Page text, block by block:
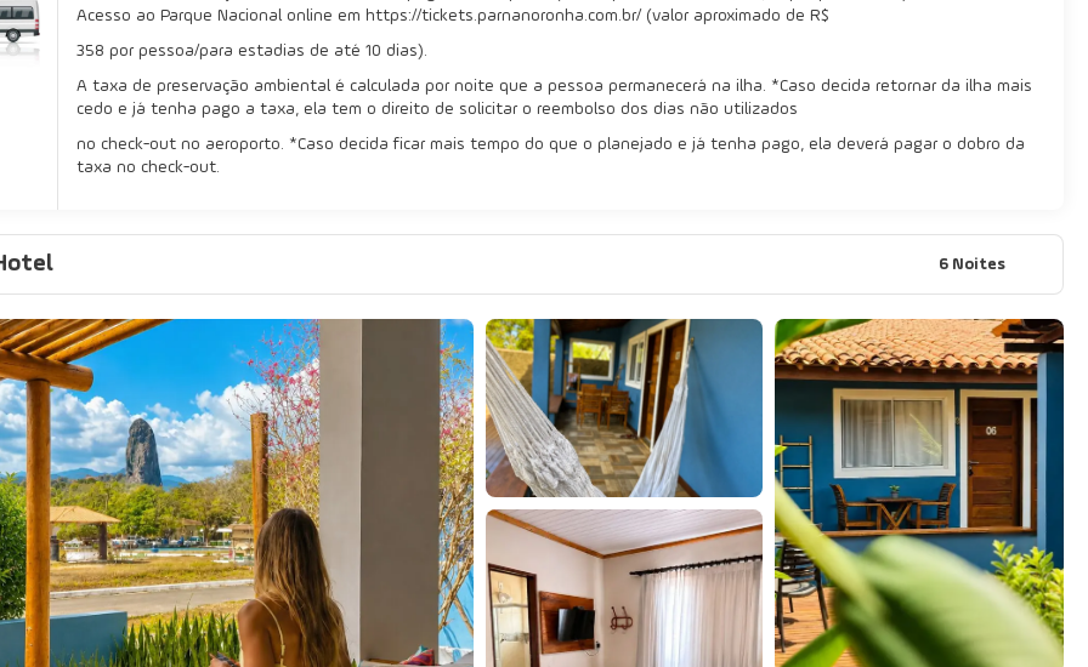
Acesso ao Parque Nacional online em https://tickets.parnanoronha.com.br/ (valor aproximado de R$
358 por pessoa/para estadias de até 10 dias).
A taxa de preservação ambiental é calculada por noite que a pessoa permanecerá na ilha. *Caso decida retornar da ilha mais
cedo e já tenha pago a taxa, ela tem o direito de solicitar o reembolso dos dias não utilizados
no check-out no aeroporto. *Caso decida ficar mais tempo do que o planejado e já tenha pago, ela deverá pagar o dobro da
taxa no check-out.
6 Noites